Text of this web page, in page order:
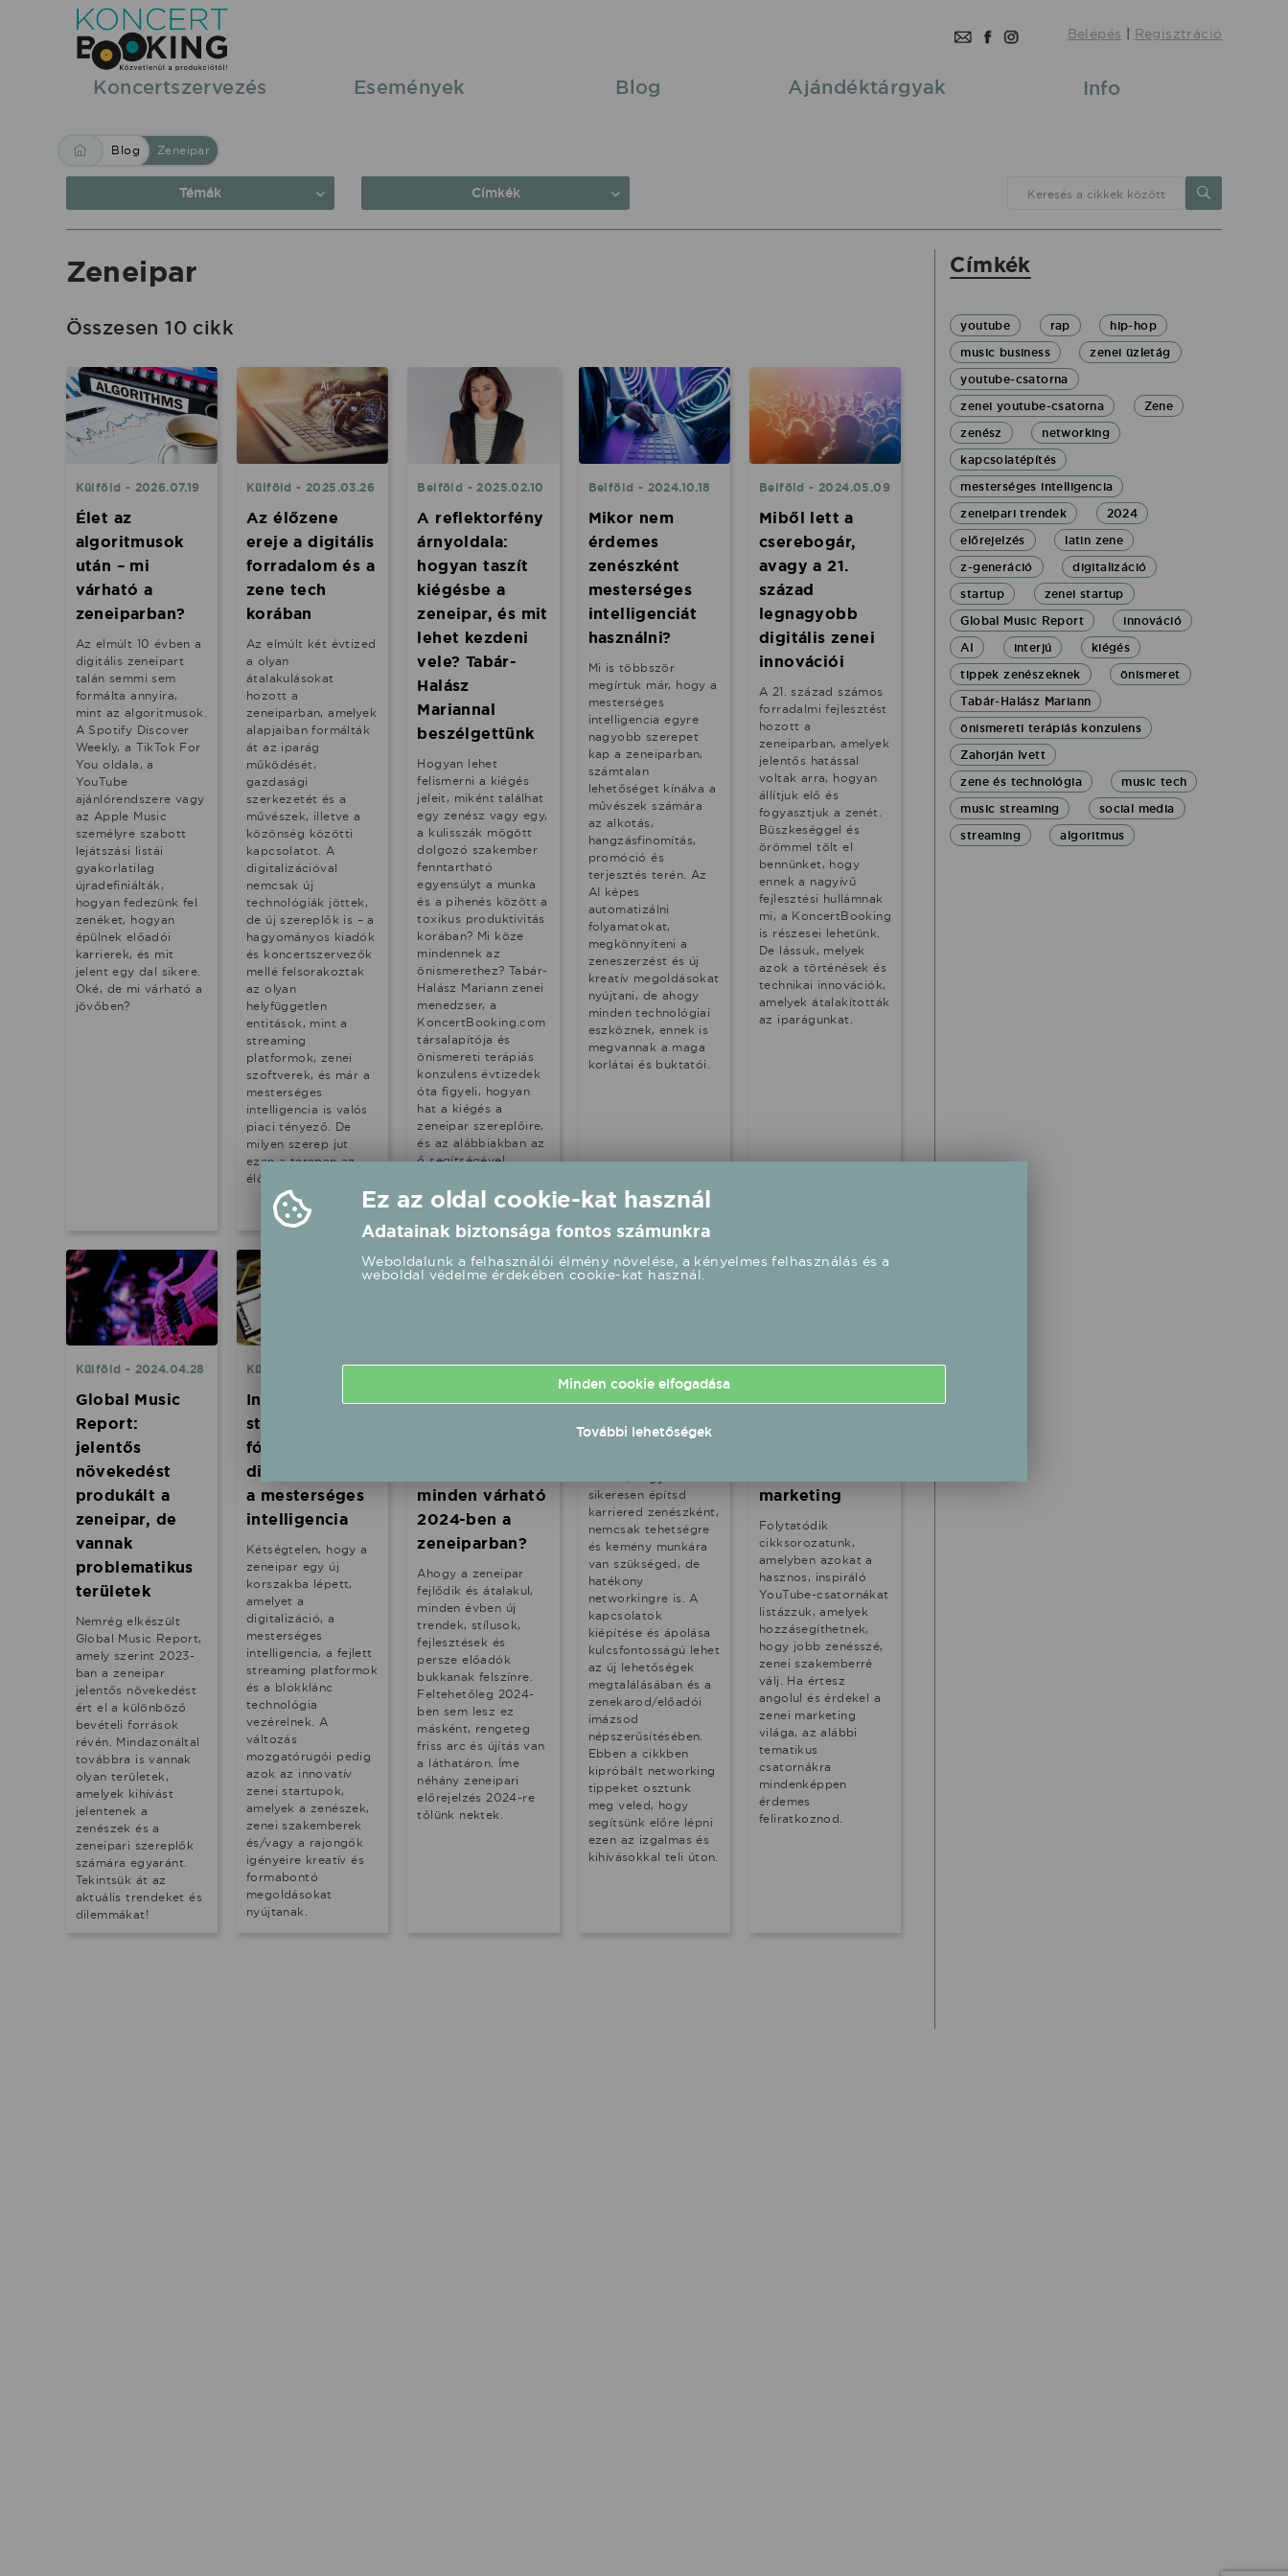
Zeneipar
KoncertBooking
Belépés | Regisztráció
Koncertszervezés Események Blog Ajándéktárgyak Info
Blog Zeneipar
Témák Címkék Keresés a cikkek között
Zeneipar
Összesen 10 cikk
Külföld - 2026.07.19
Élet az
algoritmusok
után – mi
várható a
zeneiparban?
Az elmúlt 10 évben a
digitális zeneipart
talán semmi sem
formálta annyira,
mint az algoritmusok.
A Spotify Discover
Weekly, a TikTok For
You oldala, a
YouTube
ajánlórendszere vagy
az Apple Music
személyre szabott
lejátszási listái
gyakorlatilag
újradefiniálták,
hogyan fedezünk fel
zenéket, hogyan
épülnek előadói
karrierek, és mit
jelent egy dal sikere.
Oké, de mi várható a
jövőben?
Külföld - 2025.03.26
Az élőzene
ereje a digitális
forradalom és a
zene tech
korában
Az elmúlt két évtized
a olyan
átalakulásokat
hozott a
zeneiparban, amelyek
alapjaiban formálták
át az iparág
működését,
gazdasági
szerkezetét és a
művészek, illetve a
közönség közötti
kapcsolatot. A
digitalizációval
nemcsak új
technológiák jöttek,
de új szereplők is – a
hagyományos kiadók
és koncertszervezők
mellé felsorakoztak
az olyan
helyfüggetlen
entitások, mint a
streaming
platformok, zenei
szoftverek, és már a
mesterséges
intelligencia is valós
piaci tényező. De
milyen szerep jut
ezen a terepen az
élőzenének?
Belföld - 2025.02.10
A reflektorfény
árnyoldala:
hogyan taszít
kiégésbe a
zeneipar, és mit
lehet kezdeni
vele? Tabár-
Halász
Mariannal
beszélgettünk
Hogyan lehet
felismerni a kiégés
jeleit, miként találhat
egy zenész vagy egy,
a kulisszák mögött
dolgozó szakember
fenntartható
egyensúlyt a munka
és a pihenés között a
toxikus produktivitás
korában? Mi köze
mindennek az
önismerethez? Tabár-
Halász Mariann zenei
menedzser, a
KoncertBooking.com
társalapítója és
önismereti terápiás
konzulens évtizedek
óta figyeli, hogyan
hat a kiégés a
zeneipar szereplőire,
és az alábbiakban az
ő segítségével
válaszokat találni a
fentebbi kérdésekre.
Belföld - 2024.10.18
Mikor nem
érdemes
zenészként
mesterséges
intelligenciát
használni?
Mi is többször
megírtuk már, hogy a
mesterséges
intelligencia egyre
nagyobb szerepet
kap a zeneiparban,
számtalan
lehetőséget kínálva a
művészek számára
az alkotás,
hangzásfinomítás,
promóció és
terjesztés terén. Az
AI képes
automatizálni
folyamatokat,
megkönnyíteni a
zeneszerzést és új
kreatív megoldásokat
nyújtani, de ahogy
minden technológiai
eszköznek, ennek is
megvannak a maga
korlátai és buktatói.
Belföld - 2024.05.09
Miből lett a
cserebogár,
avagy a 21.
század
legnagyobb
digitális zenei
innovációi
A 21. század számos
forradalmi fejlesztést
hozott a
zeneiparban, amelyek
jelentős hatással
voltak arra, hogyan
állítjuk elő és
fogyasztjuk a zenét.
Büszkeséggel és
örömmel tölt el
bennünket, hogy
ennek a nagyívű
fejlesztési hullámnak
mi, a KoncertBooking
is részesei lehetünk.
De lássuk, melyek
azok a történések és
technikai innovációk,
amelyek átalakították
az iparágunkat.
Külföld - 2024.04.28
Global Music
Report:
jelentős
növekedést
produkált a
zeneipar, de
vannak
problematikus
területek
Nemrég elkészült
Global Music Report,
amely szerint 2023-
ban a zeneipar
jelentős növekedést
ért el a különböző
bevételi források
révén. Mindazonáltal
továbbra is vannak
olyan területek,
amelyek kihívást
jelentenek a
zenészek és a
zeneipari szereplők
számára egyaránt.
Tekintsük át az
aktuális trendeket és
dilemmákat!
Külföld - 2024.03.20
Innovatív zenei
startupok –
fókuszban a
digitalizáció és
a mesterséges
intelligencia
Kétségtelen, hogy a
zeneipar egy új
korszakba lépett,
amelyet a
digitalizáció, a
mesterséges
intelligencia, a fejlett
streaming platformok
és a blokklánc
technológia
vezérelnek. A
változás
mozgatórugói pedig
azok az innovatív
zenei startupok,
amelyek a zenészek,
zenei szakemberek
és/vagy a rajongók
igényeire kreatív és
formabontó
megoldásokat
nyújtanak.
Belföld - 2023.10.26
Mesterséges
minden várható
2024-ben a
zeneiparban?
Ahogy a zeneipar
fejlődik és átalakul,
minden évben új
trendek, stílusok,
fejlesztések és
persze előadók
bukkanak felszínre.
Feltehetőleg 2024-
ben sem lesz ez
másként, rengeteg
friss arc és újítás van
a láthatáron. Íme
néhány zeneipari
előrejelzés 2024-re
tőlünk nektek.
Belföld - 2023.06.28
Networking a
zene világában
sikeresen építsd
karriered zenészként,
nemcsak tehetségre
és kemény munkára
van szükséged, de
hatékony
networkingre is. A
kapcsolatok
kiépítése és ápolása
kulcsfontosságú lehet
az új lehetőségek
megtalálásában és a
zenekarod/előadói
imázsod
népszerűsítésében.
Ebben a cikkben
kipróbált networking
tippeket osztunk
meg veled, hogy
segítsünk előre lépni
ezen az izgalmas és
kihívásokkal teli úton.
Külföld - 2023.01.23
YouTube
marketing
Folytatódik
cikksorozatunk,
amelyben azokat a
hasznos, inspiráló
YouTube-csatornákat
listázzuk, amelyek
hozzásegíthetnek,
hogy jobb zenésszé,
zenei szakemberré
válj. Ha értesz
angolul és érdekel a
zenei marketing
világa, az alábbi
tematikus
csatornákra
mindenképpen
érdemes
feliratkoznod.
Címkék
youtube rap
hip-hop
music business
zenei üzletág
youtube-csatorna
zenei youtube-csatorna
Zene
zenész
networking
kapcsolatépítés
mesterséges intelligencia
zeneipari trendek
2024
előrejelzés
latin zene
z-generáció
digitalizáció
startup
zenei startup
Global Music Report
innováció
AI
interjú
kiégés
tippek zenészeknek
önismeret
Tabár-Halász Mariann
önismereti terápiás konzulens
Zahorján Ivett
zene és technológia
music tech
music streaming
social media
streaming
algoritmus
Ez az oldal cookie-kat használ
Adatainak biztonsága fontos számunkra
Weboldalunk a felhasználói élmény növelése, a kényelmes felhasználás és a
weboldal védelme érdekében cookie-kat használ.
Minden cookie elfogadása
További lehetőségek